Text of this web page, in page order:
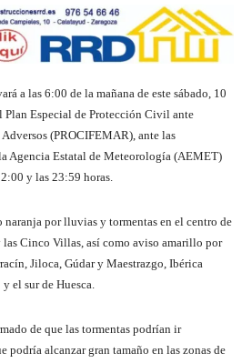
a las 6:00 de la mañana de este sábado, 10
Plan Especial de Protección Civil ante
(PROCIFEMAR), ante las
Agencia Estatal de Meteorología (AEMET)
y las 23:59 horas.
por lluvias y tormentas en el centro de
las Cinco Villas, así como aviso amarillo por
Jiloca, Gúdar y Maestrazgo, Ibérica
el sur de Huesca.
de que las tormentas podrían ir
podría alcanzar gran tamaño en las zonas de